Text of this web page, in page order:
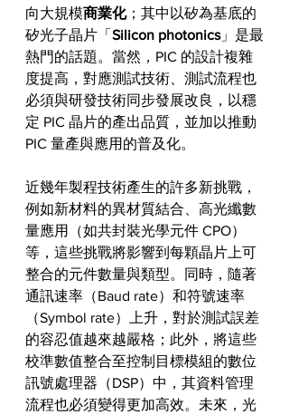
向大規模商業化；其中以矽為基底的
矽光子晶片「 Silicon photonics」是最
熱門的話題。當然，PIC 的設計複雜
度提高，對應測試技術、測試流程也
必須與研發技術同步發展改良，以穩
定 PIC 晶片的產出品質，並加以推動
PIC 量產與應用的普及化。
近幾年製程技術產生的許多新挑戰，
例如新材料的異材質結合、高光纖數
量應用（如共封裝光學元件 CPO）
等，這些挑戰將影響到每顆晶片上可
整合的元件數量與類型。同時，隨著
通訊速率（Baud rate）和符號速率
（Symbol rate）上升，對於測試誤差
的容忍值越來越嚴格；此外，將這些
校準數值整合至控制目標模組的數位
訊號處理器（DSP）中，其資料管理
流程也必須變得更加高效。未來，光